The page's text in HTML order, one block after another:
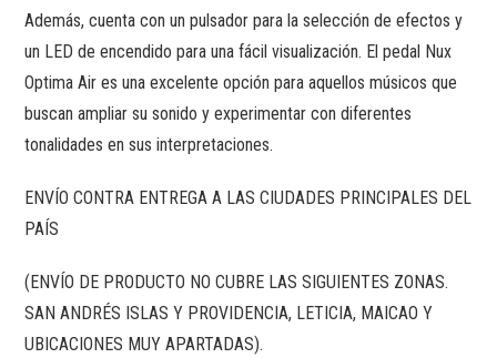
Además, cuenta con un pulsador para la selección de efectos y
un LED de encendido para una fácil visualización. El pedal Nux
Optima Air es una excelente opción para aquellos músicos que
buscan ampliar su sonido y experimentar con diferentes
tonalidades en sus interpretaciones.
ENVÍO CONTRA ENTREGA A LAS CIUDADES PRINCIPALES DEL
PAÍS
(ENVÍO DE PRODUCTO NO CUBRE LAS SIGUIENTES ZONAS.
SAN ANDRÉS ISLAS Y PROVIDENCIA, LETICIA, MAICAO Y
UBICACIONES MUY APARTADAS).